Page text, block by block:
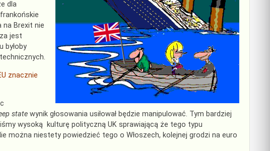
dla
na Brexit nie
jest
byłoby
znacznie
statewynik głosowania usiłował będzie manipulować. Tym bardziej
wysoką kulturę polityczną UK sprawiającą że tego typu
można niestety powiedzieć tego o Włoszech, kolejnej grodzi na euro